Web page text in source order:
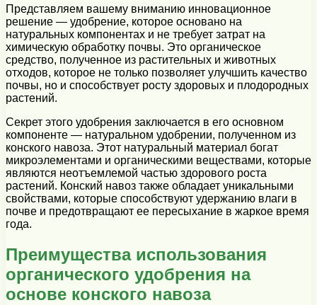
Представляем вашему вниманию инновационное
решение — удобрение, которое основано на
натуральных компонентах и не требует затрат на
химическую обработку почвы. Это органическое
средство, полученное из растительных и животных
отходов, которое не только позволяет улучшить качество
почвы, но и способствует росту здоровых и плодородных
растений.
Секрет этого удобрения заключается в его основном
компоненте — натуральном удобрении, полученном из
конского навоза. Этот натуральный материал богат
микроэлементами и органическими веществами, которые
являются неотъемлемой частью здорового роста
растений. Конский навоз также обладает уникальными
свойствами, которые способствуют удержанию влаги в
почве и предотвращают ее пересыхание в жаркое время
года.
Преимущества использования
органического удобрения на
основе конского навоза